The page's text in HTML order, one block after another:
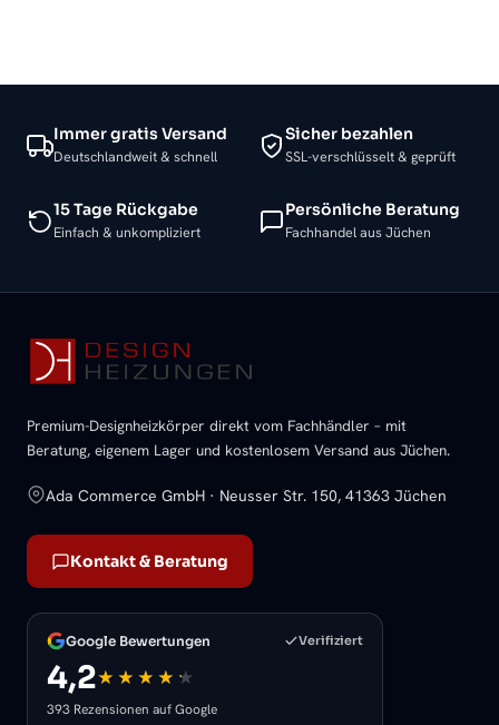
Immer gratis Versand
Deutschlandweit & schnell
Sicher bezahlen
SSL-verschlüsselt & geprüft
15 Tage Rückgabe
Einfach & unkompliziert
Persönliche Beratung
Fachhandel aus Jüchen
Premium-Designheizkörper direkt vom Fachhändler – mit
Beratung, eigenem Lager und kostenlosem Versand aus Jüchen.
Ada Commerce GmbH · Neusser Str. 150, 41363 Jüchen
Kontakt & Beratung
Google Bewertungen Verifiziert
4,2
393 Rezensionen auf Google